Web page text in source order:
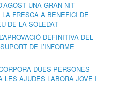
UNA GRAN NIT
FRESCA A BENEFICI DE
DE LA SOLEDAT
DEFINITIVA DEL
DE L’INFORME
DUES PERSONES
LES AJUDES LABORA JOVE I